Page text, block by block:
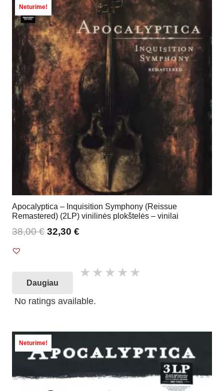
Neturime!
Apocalyptica – Inquisition Symphony (Reissue
Remastered) (2LP) vinilinės plokštelės – vinilai
38,00€ 32,30 €
Daugiau
No ratings available.
Neturime!